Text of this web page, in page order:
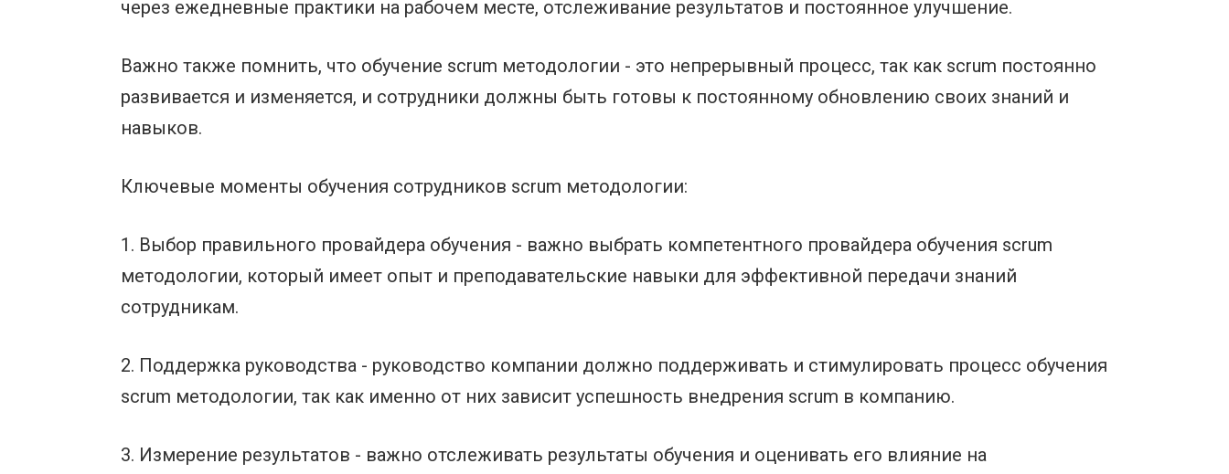
через ежедневные практики на рабочем месте, отслеживание результатов и постоянное улучшение.
Важно также помнить, что обучение scrum методологии - это непрерывный процесс, так как scrum постоянно
развивается и изменяется, и сотрудники должны быть готовы к постоянному обновлению своих знаний и
навыков.
Ключевые моменты обучения сотрудников scrum методологии:
1. Выбор правильного провайдера обучения - важно выбрать компетентного провайдера обучения scrum
методологии, который имеет опыт и преподавательские навыки для эффективной передачи знаний
сотрудникам.
2. Поддержка руководства - руководство компании должно поддерживать и стимулировать процесс обучения
scrum методологии, так как именно от них зависит успешность внедрения scrum в компанию.
3. Измерение результатов - важно отслеживать результаты обучения и оценивать его влияние на